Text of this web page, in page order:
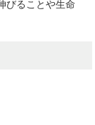
びることや生命